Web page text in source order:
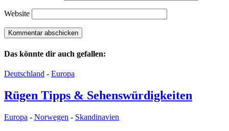
Website
Das könnte dir auch gefallen:
Deutschland - Europa
Rügen Tipps & Sehenswürdigkeiten
Europa - Norwegen - Skandinavien